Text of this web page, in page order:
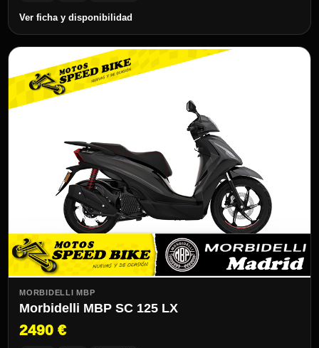
Ver ficha y disponibilidad
MORBIDELLI MBP
Morbidelli MBP SC 125 LX
2490 €